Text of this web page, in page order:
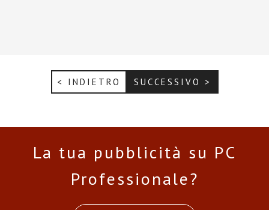
< INDIETRO SUCCESSIVO >
La tua pubblicità su PC
Professionale?